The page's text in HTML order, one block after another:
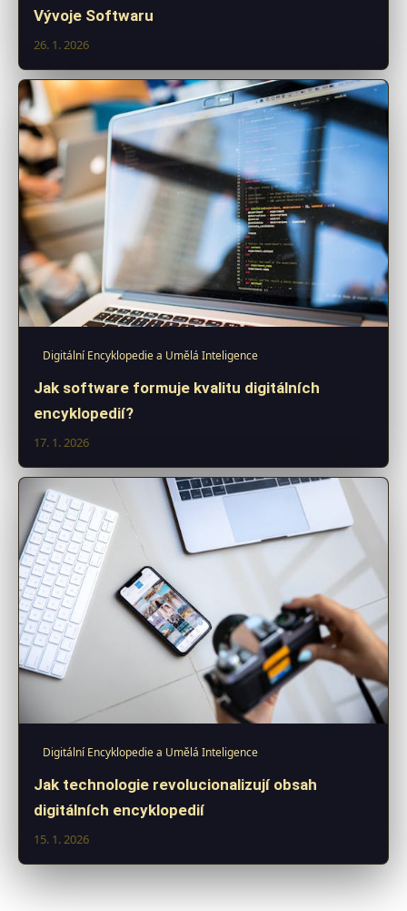
Vývoje Softwaru
26. 1. 2026
Digitální Encyklopedie a Umělá Inteligence
Jak software formuje kvalitu digitálních
encyklopedií?
17. 1. 2026
Digitální Encyklopedie a Umělá Inteligence
Jak technologie revolucionalizují obsah
digitálních encyklopedií
15. 1. 2026